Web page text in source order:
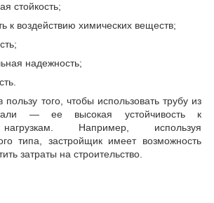
стойкость;
к воздействию химических веществ;
надежность;
того, чтобы использовать трубу из
— ее высокая устойчивость к
Например, используя
типа, застройщик имеет возможность
затраты на строительство.